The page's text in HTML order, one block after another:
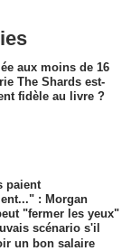
aux moins de 16
The Shards est-
fidèle au livre ?
paient
: Morgan
"fermer les yeux"
scénario s'il
un bon salaire